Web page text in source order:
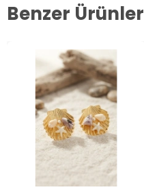
Benzer Ürünler